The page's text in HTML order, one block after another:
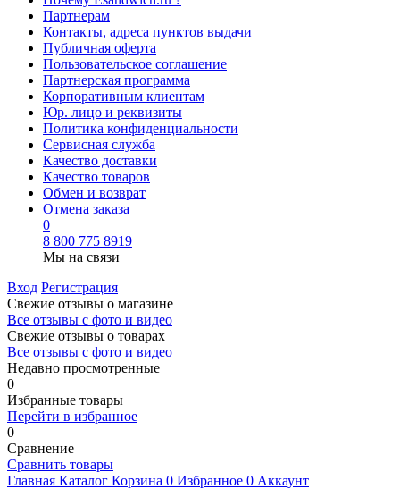
Партнерам
Контакты, адреса пунктов выдачи
Публичная оферта
Пользовательское соглашение
Партнерская программа
Корпоративным клиентам
Юр. лицо и реквизиты
Политика конфиденциальности
Сервисная служба
Качество доставки
Качество товаров
Обмен и возврат
Отмена заказа
0
8 800 775 8919
Мы на связи
Вход Регистрация
Свежие отзывы о магазине
Все отзывы с фото и видео
Свежие отзывы о товарах
Все отзывы c фото и видео
Недавно просмотренные
0
Избранные товары
Перейти в избранное
0
Сравнение
Сравнить товары
Главная Каталог Корзина 0 Избранное 0 Аккаунт